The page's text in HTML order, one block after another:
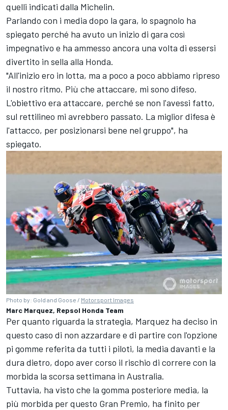
quelli indicati dalla Michelin.
Parlando con i media dopo la gara, lo spagnolo ha
spiegato perché ha avuto un inizio di gara così
impegnativo e ha ammesso ancora una volta di essersi
divertito in sella alla Honda.
"All'inizio ero in lotta, ma a poco a poco abbiamo ripreso
il nostro ritmo. Più che attaccare, mi sono difeso.
L'obiettivo era attaccare, perché se non l'avessi fatto,
sul rettilineo mi avrebbero passato. La miglior difesa è
l'attacco, per posizionarsi bene nel gruppo", ha
spiegato.
Photo by: Gold and Goose / Motorsport Images
Marc Marquez, Repsol Honda Team
Per quanto riguarda la strategia, Marquez ha deciso in
questo caso di non azzardare e di partire con l'opzione
pi gomme referita da tutti i piloti, la media davanti e la
dura dietro, dopo aver corso il rischio di correre con la
morbida la scorsa settimana in Australia.
Tuttavia, ha visto che la gomma posteriore media, la
più morbida per questo Gran Premio, ha finito per